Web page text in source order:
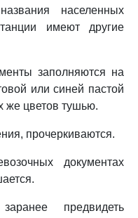
населенных
имеют другие
заполняются на
или синей пастой
же цветов тушью.
прочеркиваются.
документах
предвидеть